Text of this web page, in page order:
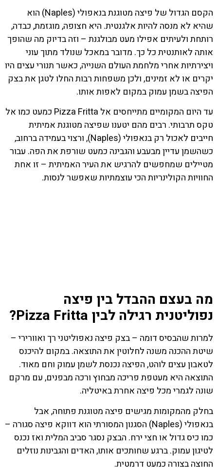
הקסם הגדול של פיצה מטוגנת בנאפולי (Naples) הוא
שהיא לא מנסה להיות אלגנטית. היא חצופה, מוגזמת, כבדה,
רותחת ולעיתים אפילו מעט מבולגנת – וזה בדיוק מה שהופך
אותה לאותנטית כל כך. מדובר במאכל שנולד מתוך עוני
ויצירתיות אחרי מלחמת העולם השנייה, כאשר תנורי עצים היו
יקרים או לא זמינים, ולכן משפחות רבות החלו לטגן את בצק
הפיצה בשמן עמוק במקום לאפות אותו.
עד היום המקומיים מתייחסים אל Pizza Fritta כמעט כמו אל
טקס תרבותי. רבים מהם יטענו שפיצה מטוגנת אמיתית
חייבים לאכול רק בנאפולי (Naples), ורצוי בעמידה ברחוב,
כשהשמן עדיין מבעבע והגבינה כמעט שורפת את הפה. עבור
מטיילים שמחפשים להרגיש את העיר האמיתית – זו אחת
החוויות הקולינריות הכי עוצמתיות שאפשר לנסות.
מה בעצם ההבדל בין פיצה
נפוליטנית רגילה לבין Pizza Fritta?
למרות שהבסיס דומה – בצק פיצה נאפוליטני רך ואוורירי –
שיטת ההכנה משנה לחלוטין את התוצאה. במקום להיכנס
לטאבון עצים לוהט, הפיצה נכנסת לשמן עמוק וחם מאוד.
התוצאה היא מעטפת פריכה מבחוץ ורכה מבפנים, עם מרקם
שונה לגמרי מכל פיצה אחרת באיטליה.
בחלק מהמקומות מגישים פיצה מטוגנת פתוחה, אבל
בנאפולי (Naples) הסגנון המסורתי הוא דווקא פיצה סגורה –
כמו כיס גדול או חצי ירח. הבצק נסגר סביב המלית ואז נכנס
לטיגון עמוק. ברגע שחותכים אותו, האדים והגבינות נוזלים
החוצה בצורה כמעט דרמטית.